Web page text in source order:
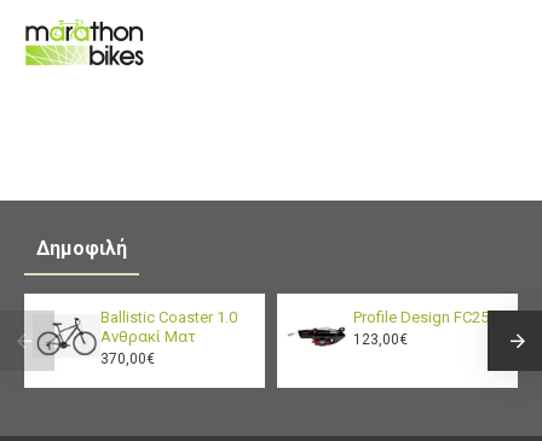
Δημοφιλή
Ballistic Coaster 1.0
Ανθρακί Ματ
370,00€
Profile Design FC25
123,00€